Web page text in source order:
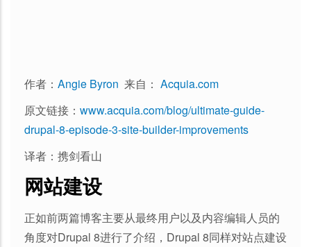
作者： Angie Byron 来自： Acquia.com
原文链接： www.acquia.com/blog/ultimate-guide-
drupal-8-episode-3-site-builder-improvements
译者：携剑看山
网站建设
正如前两篇博客主要从最终用户以及内容编辑人员的
角度对Drupal 8进行了介绍，Drupal 8同样对站点建设